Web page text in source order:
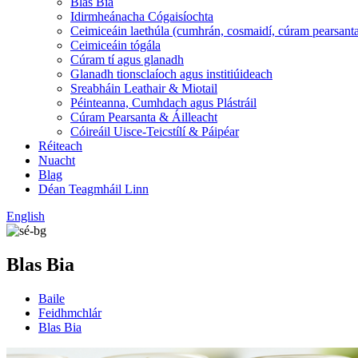
Idirmheánacha Cógaisíochta
Ceimiceáin laethúla (cumhrán, cosmaidí, cúram
Ceimiceáin tógála
Cúram tí agus glanadh
Glanadh tionsclaíoch agus institiúideach
Sreabháin Leathair & Miotail
Péinteanna, Cumhdach agus Plástráil
Cúram Pearsanta & Áilleacht
Cóireáil Uisce-Teicstílí & Páipéar
Réiteach
Nuacht
Blag
Déan Teagmháil Linn
English
Blas Bia
Baile
Feidhmchlár
Blas Bia